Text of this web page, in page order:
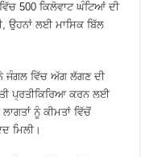
500 ਕਿਲੋਵਾਟ ਘੰਟਿਆਂ ਦੀ
ਉਹਨਾਂ ਲਈ ਮਾਸਿਕ ਬਿੱਲ
ਜੰਗਲ ਵਿੱਚ ਅੱਗ ਲੱਗਣ ਦੀ
ਪ੍ਰਤੀਕਿਰਿਆ ਕਰਨ ਲਈ
ਨੂੰ ਕੀਮਤਾਂ ਵਿੱਚੋਂ
ਮਿਲੀ।